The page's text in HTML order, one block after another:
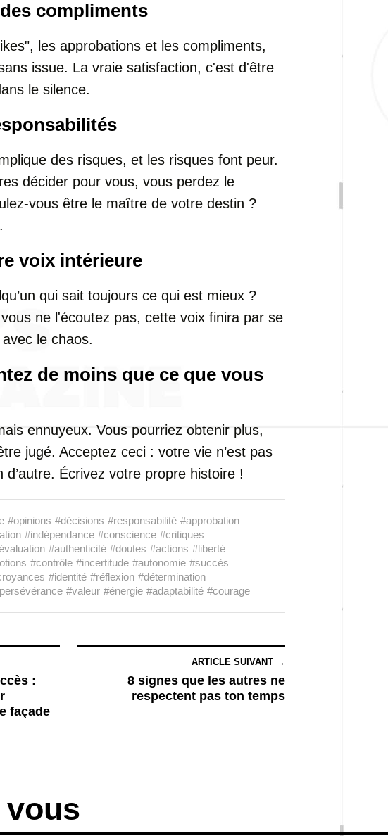
compliments
les approbations et les compliments,
issue. La vraie satisfaction, c'est d'être
le silence.
des risques, et les risques font peur.
décider pour vous, vous perdez le
vous être le maître de votre destin ?
voix intérieure
qui sait toujours ce qui est mieux ?
ne l'écoutez pas, cette voix finira par se
le chaos.
de moins que ce que vous
ennuyeux. Vous pourriez obtenir plus,
jugé. Acceptez ceci : votre vie n’est pas
d’autre. Écrivez votre propre histoire !
#opinions #décisions #responsabilité #approbation
#indépendance #conscience #critiques
#authenticité #doutes #actions #liberté
#contrôle #incertitude #autonomie #succès
#identité #réflexion #détermination
#valeur #énergie #adaptabilité #courage
:
façade
ARTICLE SUIVANT →
8 signes que les autres ne
respectent pas ton temps